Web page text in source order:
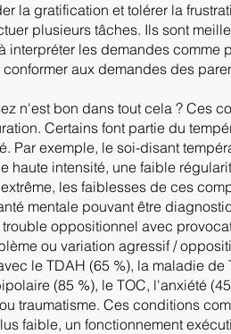
la gratification et tolérer la
plusieurs tâches. Ils sont
interpréter les demandes comme
aux demandes des
n'est bon dans tout cela ? Ces
Certains font partie du
Par exemple, le soi-disant
haute intensité, une faible
les faiblesses de ces
mentale pouvant être
oppositionnel avec
ou variation agressif /
le TDAH (65 %), la maladie de
(85 %), le TOC, l'anxiété
traumatisme. Ces conditions
faible, un fonctionnement